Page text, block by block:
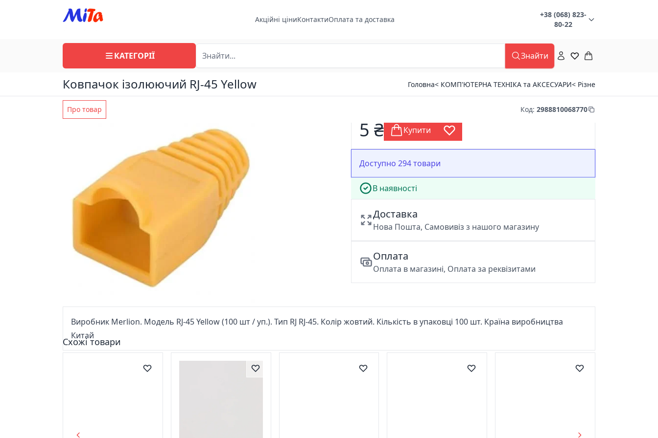
Акційні ціниКонтактиОплата та доставка
+38 (068) 823-
80-22
КАТЕГОРІЇ Знайти
Ковпачок ізолюючий RJ-45 Yellow Головна< КОМП'ЮТЕРНА ТЕХНІКА та АКСЕСУАРИ< Різне
Про товар Код: 2988810068770
5 ₴ Купити
Доступно 294 товари
В наявності
Доставка
Нова Пошта, Самовивіз з нашого магазину
Оплата
Оплата в магазині, Оплата за реквізитами
Виробник Merlion. Модель RJ-45 Yellow (100 шт / уп.). Тип RJ RJ-45. Колір жовтий. Кількість в упаковці 100 шт. Країна виробництва
Китай
Схожі товари